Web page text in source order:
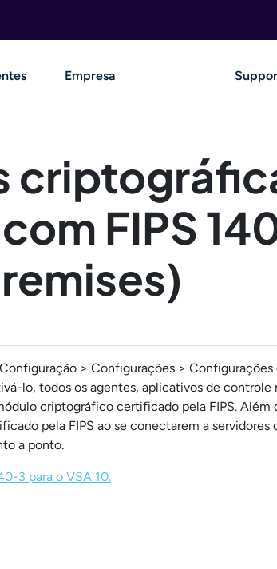
Empresa
FIPS
> Configurações >
lo, todos os agentes, aplicativos de
criptográfico certificado pela FIPS. Além
pela FIPS ao se conectarem a servidores
a ponto.
3 para o VSA 10.